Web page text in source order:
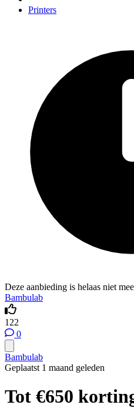
Printers
Deze aanbieding is helaas niet
Bambulab
122
0
Bambulab
Geplaatst 1 maand geleden
Tot €650